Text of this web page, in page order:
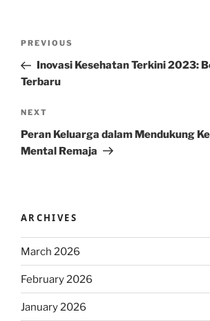
Previous
Post
PREVIOUS
Inovasi Kesehatan Terkini 2023:
Terbaru
Next
Post
NEXT
Peran Keluarga dalam Mendukung
Mental Remaja
ARCHIVES
March 2026
February 2026
January 2026